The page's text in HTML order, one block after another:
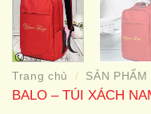
Trang chủ / SẢN PHẨM
BALO – TÚI XÁCH